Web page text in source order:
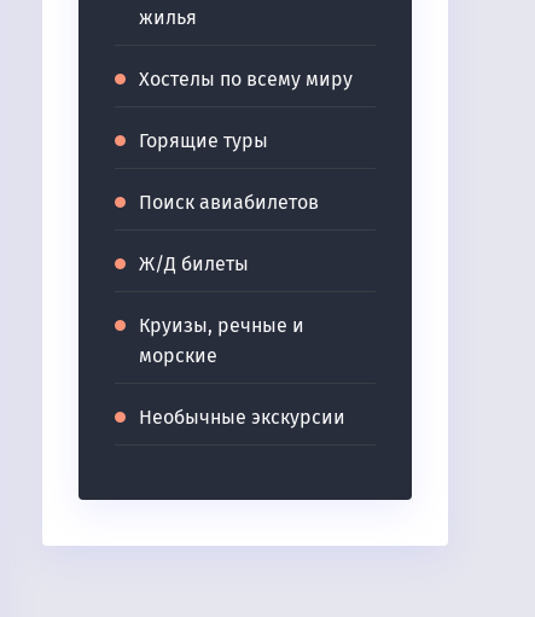
жилья
Хостелы по всему миру
Горящие туры
Поиск авиабилетов
Ж/Д билеты
Круизы, речные и
морские
Необычные экскурсии